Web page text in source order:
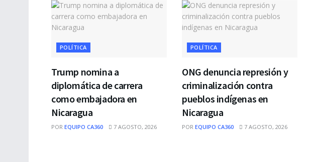
POLÍTICA
Trump nomina a
diplomática de carrera
como embajadora en
Nicaragua
POR EQUIPO CA360 7 AGOSTO, 2026
POLÍTICA
ONG denuncia represión y
criminalización contra
pueblos indígenas en
Nicaragua
POR EQUIPO CA360 7 AGOSTO, 2026